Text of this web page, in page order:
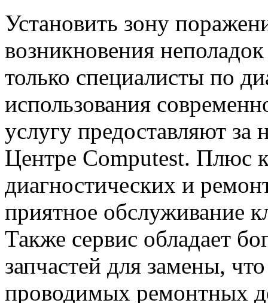
Установить зону
возникновения
только специалисты по
использования
услугу предоставляют
Центре Computest. Плюс
диагностических и
приятное обслуживание
Также сервис обладает
запчастей для замены,
проводимых ремонтных